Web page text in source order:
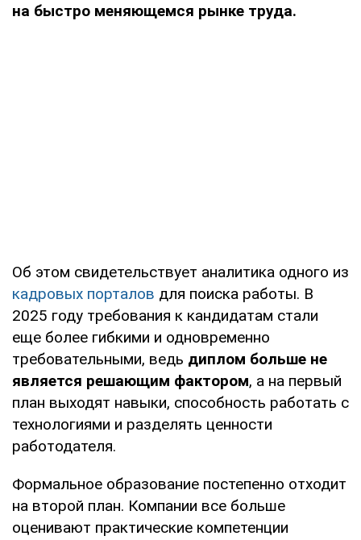
на быстро меняющемся рынке труда.
Об этом свидетельствует аналитика одного из
кадровых порталов для поиска работы. В
2025 году требования к кандидатам стали
еще более гибкими и одновременно
требовательными, ведь диплом больше не
является решающим фактором, а на первый
план выходят навыки, способность работать с
технологиями и разделять ценности
работодателя.
Формальное образование постепенно отходит
на второй план. Компании все больше
оценивают практические компетенции